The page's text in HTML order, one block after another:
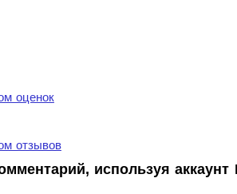
оценок
отзывов
используя аккаунт